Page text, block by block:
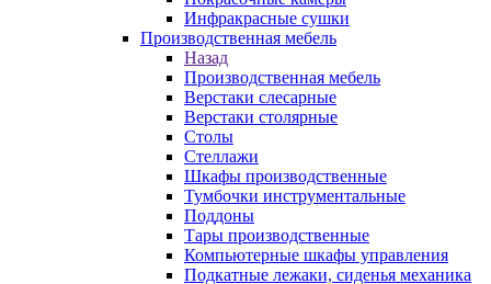
Инфракрасные сушки
Производственная мебель
Назад
Производственная мебель
Верстаки слесарные
Верстаки столярные
Столы
Стеллажи
Шкафы производственные
Тумбочки инструментальные
Поддоны
Тары производственные
Компьютерные шкафы управления
Подкатные лежаки, сиденья механика